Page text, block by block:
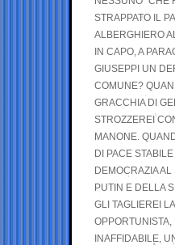
STRAPPATO IL
ALBERGHIERO
IN CAPO, A
GIUSEPPI UN
COMUNE?
GRACCHIA DI
STROZZEREI
MANONE.
DI PACE STABILE
DEMOCRAZIA AL
PUTIN E DELLA
GLI TAGLIEREI
OPPORTUNISTA,
INAFFIDABILE,